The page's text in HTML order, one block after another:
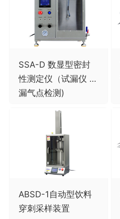
SSA-D 数显型密封
性测定仪（试漏仪 /
漏气点检测)
ABSD-1自动型饮料
穿刺采样装置